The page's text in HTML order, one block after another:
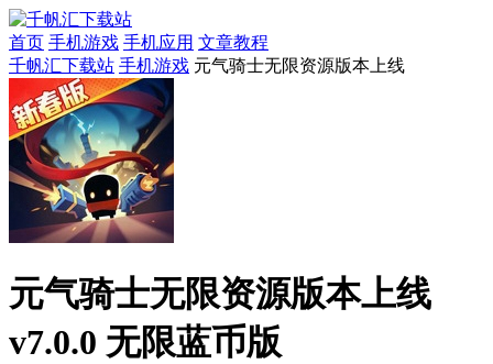
首页 手机游戏 手机应用 文章教程
千帆汇下载站 手机游戏 元气骑士无限资源版本上线
元气骑士无限资源版本上线
v7.0.0 无限蓝币版